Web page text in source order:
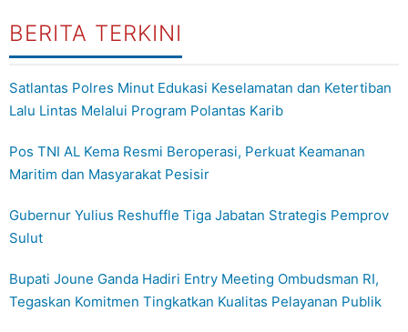
BERITA TERKINI
Satlantas Polres Minut Edukasi Keselamatan dan Ketertiban
Lalu Lintas Melalui Program Polantas Karib
Pos TNI AL Kema Resmi Beroperasi, Perkuat Keamanan
Maritim dan Masyarakat Pesisir
Gubernur Yulius Reshuffle Tiga Jabatan Strategis Pemprov
Sulut
Bupati Joune Ganda Hadiri Entry Meeting Ombudsman RI,
Tegaskan Komitmen Tingkatkan Kualitas Pelayanan Publik